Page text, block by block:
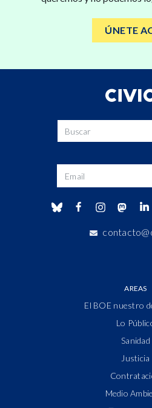
ÚNETE
AREAS
El BOE nuestro
Lo
Sanidad
Justicia
Medio